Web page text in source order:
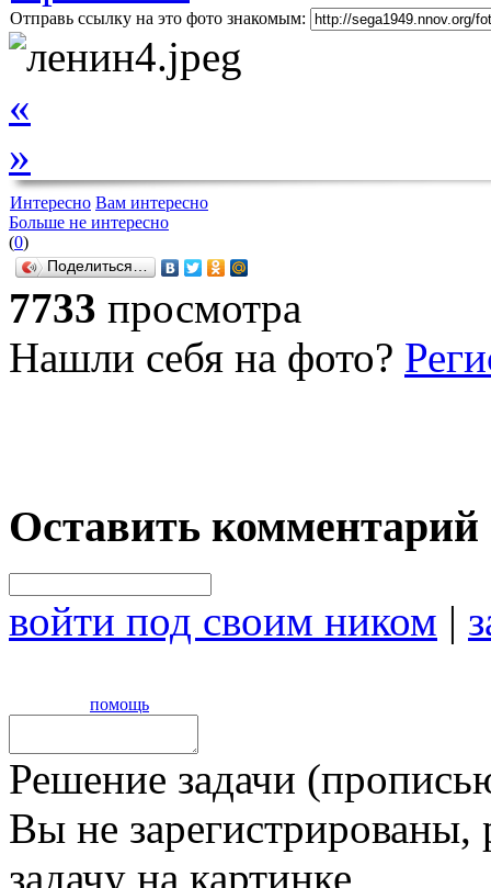
Отправь ссылку на это фото знакомым:
«
»
Интересно Вам интересно
Больше не интересно
(0)
Поделиться…
7733 просмотра
Нашли себя на фото?
Оставить комментарий
войти под своим ником |
помощь
Решение задачи
Вы не
задачу на картинке,